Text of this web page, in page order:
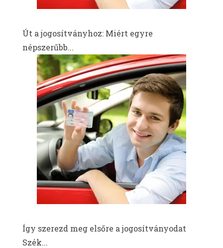
Út a jogosítványhoz: Miért egyre
népszerűbb...
Így szerezd meg elsőre a jogosítványodat
Szék...